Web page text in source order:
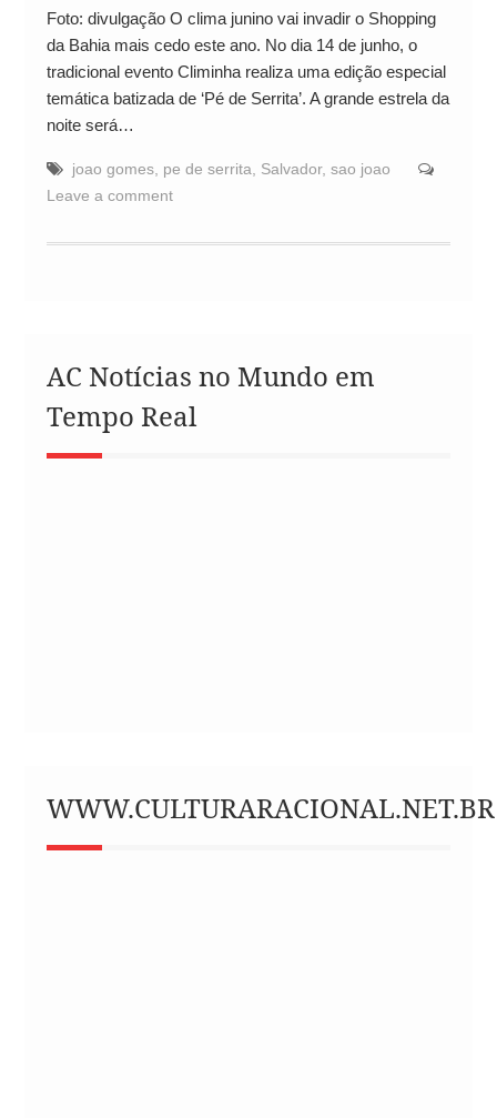
Foto: divulgação O clima junino vai invadir o Shopping
da Bahia mais cedo este ano. No dia 14 de junho, o
tradicional evento Climinha realiza uma edição especial
temática batizada de ‘Pé de Serrita’. A grande estrela da
noite será…
joao gomes, pe de serrita Salvador, sao joao
Leave a comment
AC Notícias no Mundo em
Tempo Real
WWW.CULTURARACIONAL.NET.BR